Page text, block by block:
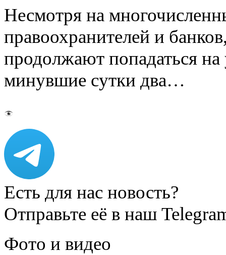
Несмотря на
правоохранителей и
продолжают попадаться
минувшие сутки два…
Есть для нас новость?
Отправьте её в наш
Фото и видео